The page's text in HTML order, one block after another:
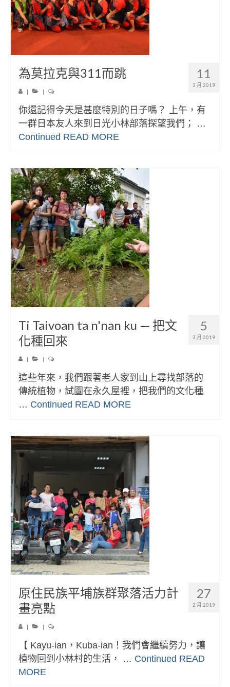
11
3 月 2019
為莫拉克與311而跳
| |
你還記得今天是甚麼特別的日子嗎？ 上午，有
一群日本友人來到日光小林部落探望我們； …
Continued READ MORE
5
3 月 2019
Ti Taivoan ta n'nan ku — 把文
化種回來
| |
這些年來，我們跟著老人家到山上尋找部落的
傳統植物，試圖在永久屋裡，把我們的文化種
… Continued READ MORE
27
2 月 2019
原住民族平埔族群聚落活力計
畫亮點
| |
【 Kayu-ian，Kuba-ian！我們會繼續努力，讓
植物回到小林村的生活， … Continued READ
MORE